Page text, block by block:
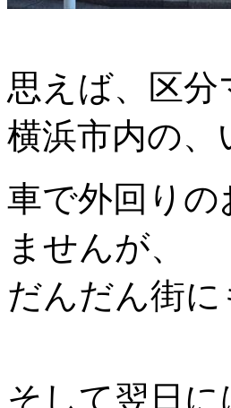
思えば、区
横浜市内の
車で外回り
ませんが、
だんだん街
そして翌日